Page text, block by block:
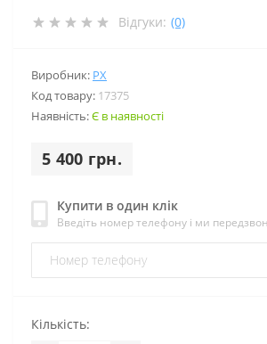
Відгуки: (0)
Виробник: PX
Код товару: 17375
Наявність:Є в наявності
5 400 грн.
Купити в один клік
Введіть номер телефону і ми
Кількість: